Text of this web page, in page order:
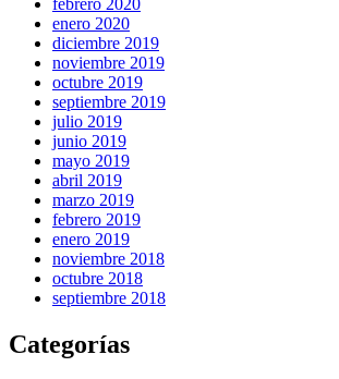
enero 2020
diciembre 2019
noviembre 2019
octubre 2019
septiembre 2019
julio 2019
junio 2019
mayo 2019
abril 2019
marzo 2019
febrero 2019
enero 2019
noviembre 2018
octubre 2018
septiembre 2018
Categorías